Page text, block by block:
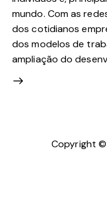
mundo. Com as
dos cotidianos
dos modelos de
ampliação do
Copyright ©